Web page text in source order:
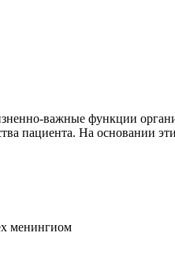
важные функции
пациента. На основании
менингиом